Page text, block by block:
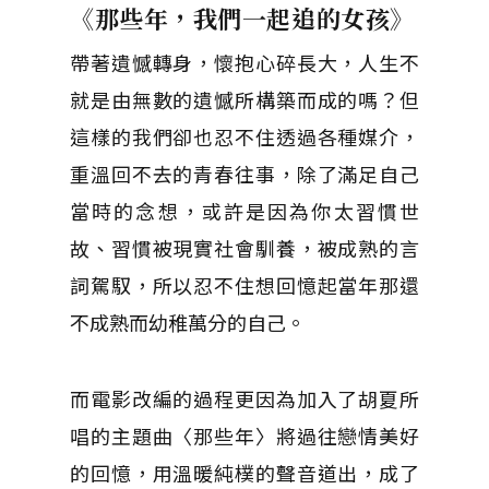
《那些年，我們一起追的女孩》
帶著遺憾轉身，懷抱心碎長大，人生不
就是由無數的遺憾所構築而成的嗎？但
這樣的我們卻也忍不住透過各種媒介，
重溫回不去的青春往事，除了滿足自己
當時的念想，或許是因為你太習慣世
故、習慣被現實社會馴養，被成熟的言
詞駕馭，所以忍不住想回憶起當年那還
不成熟而幼稚萬分的自己。
而電影改編的過程更因為加入了胡夏所
唱的主題曲〈那些年〉將過往戀情美好
的回憶，用溫暖純樸的聲音道出，成了